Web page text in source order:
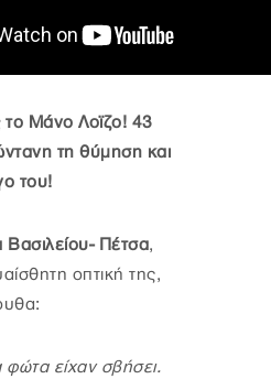
το Μάνο Λοϊζο! 43
τη θύμηση και
του!
Βασιλείου- Πέτσα,
οπτική της,
είχαν σβήσει.